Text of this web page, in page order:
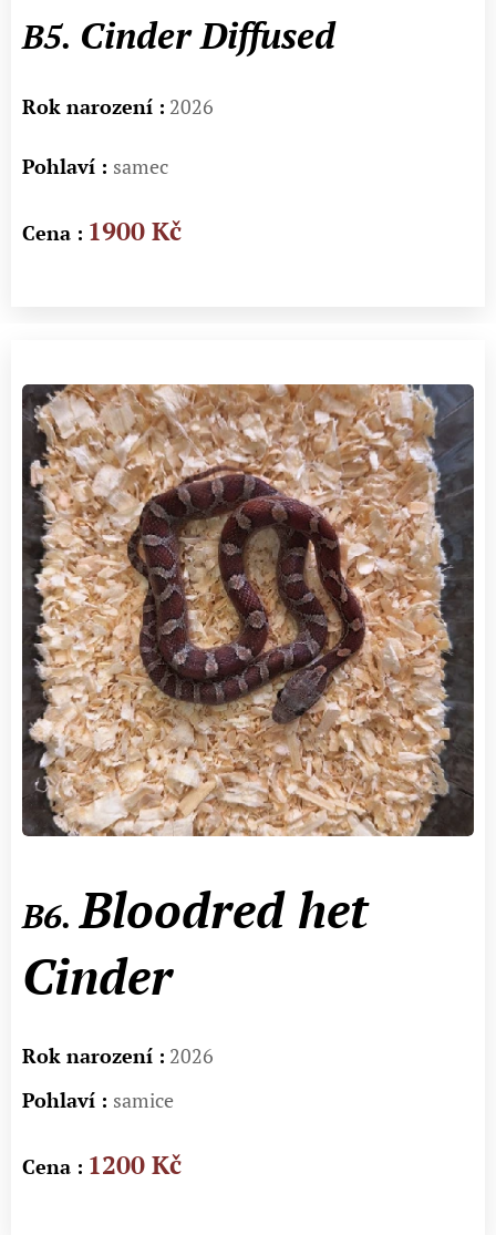
B5. Cinder Diffused
Rok narození : 2026
Pohlaví : samec
Cena : 1900 Kč
B6.Bloodred het
Cinder
Rok narození : 2026
Pohlaví : samice
Cena : 1200 Kč